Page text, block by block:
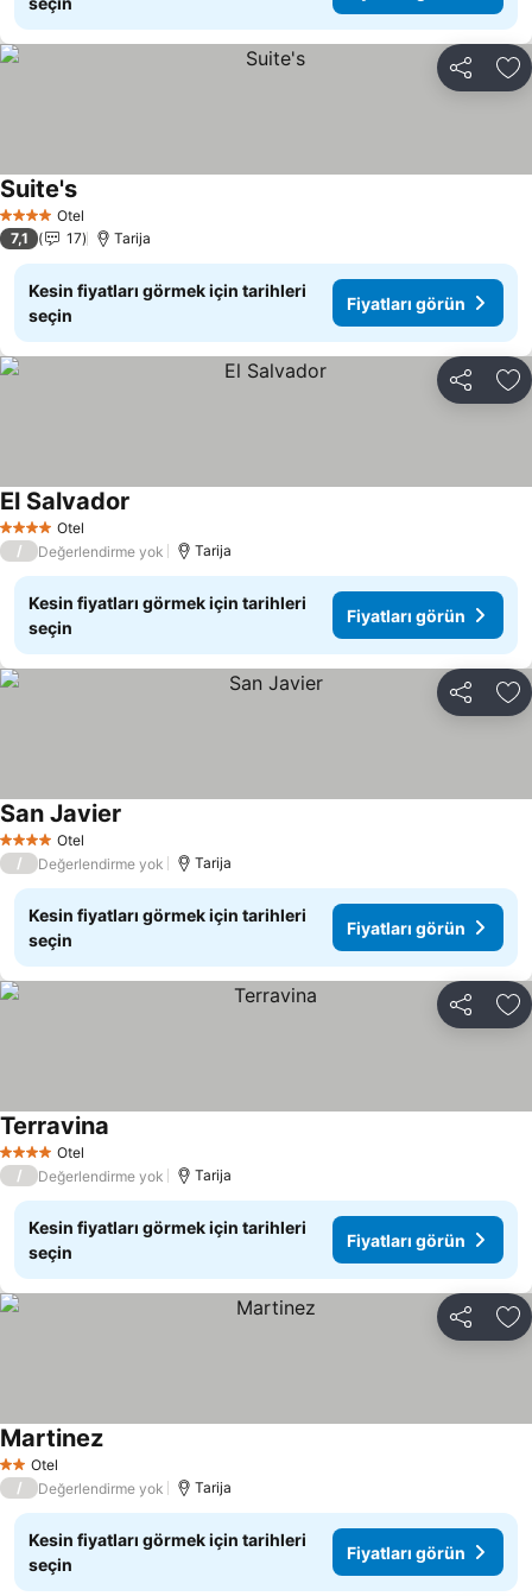
Paylaş
4 Yıldız Otel
Suite's
7,1 17 Tarija
Kesin fiyatları görmek için tarihleri
seçin
Fiyatları görün
Paylaş
4 Yıldız Otel
El Salvador
/ Değerlendirme yok Tarija
Kesin fiyatları görmek için tarihleri
seçin
Fiyatları görün
Paylaş
4 Yıldız Otel
San Javier
/ Değerlendirme yok Tarija
Kesin fiyatları görmek için tarihleri
seçin
Fiyatları görün
Paylaş
4 Yıldız Otel
Terravina
/ Değerlendirme yok Tarija
Kesin fiyatları görmek için tarihleri
seçin
Fiyatları görün
Paylaş
2 Yıldız
Otel
Martinez
/ Değerlendirme yok Tarija
Kesin fiyatları görmek için tarihleri
seçin
Fiyatları görün